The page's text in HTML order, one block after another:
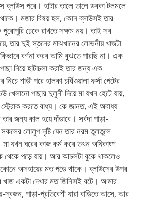
ব্লাউস পরে। হাটার তালে তালে ডবকা টলমলে
মজার বিষয় হল, কোন ব্লাউসই তার
ঢেকে রাখতে সক্ষম নয়। তাই সব
তার দুই স্তনের মাঝখানের লোভনীয় খাজটা
বর্ণনা করব আমি বুঝতে পারছি না। এক
নিয়ে হাটাচলা করাই তার জন্য এক
শাড়ী পরে হালকা চর্বিওয়ালা ফর্সা পেটের
খেলানো পাছার দুলুনী দিয়ে মা যখন হেটে যায়,
স্ট্রোক করতে বাধ্য। কে জানত, এই অবাধ্য
জন্য কাল হয়ে দাঁড়াবে। সর্বদা পাড়া-
লোলুপ দৃষ্টি যেন তার নরম তুলতুলে
মা যখন ঘরের কাজ কর্ম করে তখন অধিকাংশ
থেকে পড়ে যায়। আর আচলটা বুকে থাকলেও
অসহায়ের মত পড়ে থাকে। ব্লাউসের উপর
খাজ একটা দেখার মত জিনিসই বটে। আমার
স্বজন, পাড়া-প্রতিবেশী যারা বাড়িতে আসে, আর